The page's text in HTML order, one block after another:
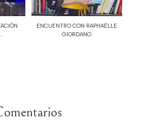
ENCUENTRO CON RAPHAËLLE
GIORDANO